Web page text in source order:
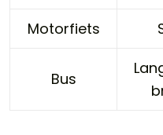
Motorfiets
Bus